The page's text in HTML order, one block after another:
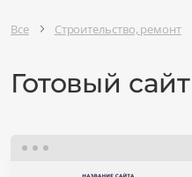
Все Строительство, ремонт
Готовый